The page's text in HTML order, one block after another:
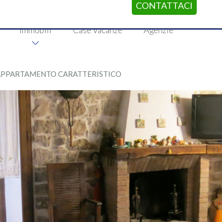
Immobili Case Vacanze Agenzie
CONTATTACI
CARATTERISTICO